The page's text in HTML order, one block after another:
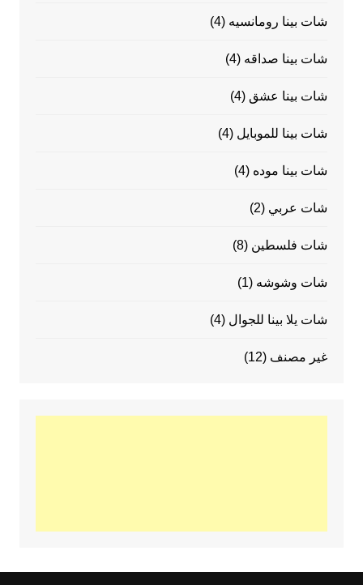
شات بينا رومانسيه (4)
شات بينا صداقه (4)
شات بينا عشق (4)
شات بينا للموبايل (4)
شات بينا موده (4)
شات عربي (2)
شات فلسطين (8)
شات وشوشه (1)
شات يلا بينا للجوال (4)
غير مصنف (12)